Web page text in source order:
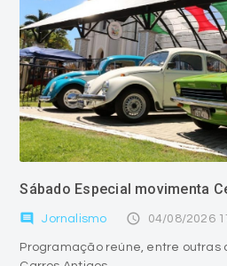
Sábado Especial movimenta
comment Jornalismo access_time 04/08/2026
Programação reúne, entre outras